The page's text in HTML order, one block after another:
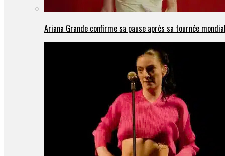
Ariana Grande confirme sa pause après sa tournée